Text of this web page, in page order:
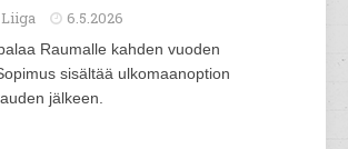
Liiga 6.5.2026
Raumalle kahden vuoden
sisältää ulkomaanoption
jälkeen.